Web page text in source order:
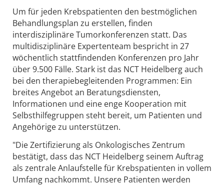
Um für jeden Krebspatienten den bestmöglichen
Behandlungsplan zu erstellen, finden
interdisziplinäre Tumorkonferenzen statt. Das
multidisziplinäre Expertenteam bespricht in 27
wöchentlich stattfindenden Konferenzen pro Jahr
über 9.500 Fälle. Stark ist das NCT Heidelberg auch
bei den therapiebegleitenden Programmen: Ein
breites Angebot an Beratungsdiensten,
Informationen und eine enge Kooperation mit
Selbsthilfegruppen steht bereit, um Patienten und
Angehörige zu unterstützen.
"Die Zertifizierung als Onkologisches Zentrum
bestätigt, dass das NCT Heidelberg seinem Auftrag
als zentrale Anlaufstelle für Krebspatienten in vollem
Umfang nachkommt. Unsere Patienten werden